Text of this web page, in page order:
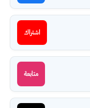
اشتراك
متابعة